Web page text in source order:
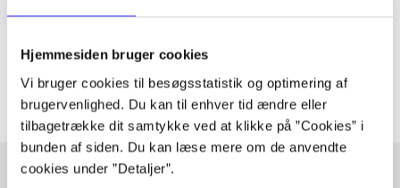
Hjemmesiden bruger cookies
Vi bruger cookies til besøgsstatistik og optimering af
brugervenlighed. Du kan til enhver tid ændre eller
tilbagetrække dit samtykke ved at klikke på ”Cookies” i
bunden af siden. Du kan læse mere om de anvendte
cookies under ”Detaljer”.
Artiklerne i handler ofte om